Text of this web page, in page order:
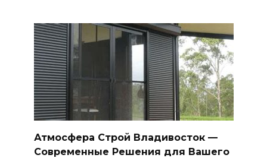
Атмосфера Строй Владивосток —
Современные Решения для Вашего